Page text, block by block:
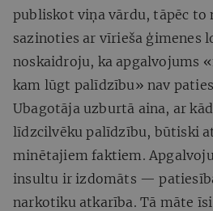
publiskot viņa vārdu, tāpēc to
sazinoties ar vīrieša ģimenes
noskaidroju, ka apgalvojums
kam lūgt palīdzību» nav
Ubagotāja uzburtā aina, ar
līdzcilvēku palīdzību, būtiski
minētajiem faktiem.
insultu ir izdomāts —
narkotiku atkarība. Tā māte